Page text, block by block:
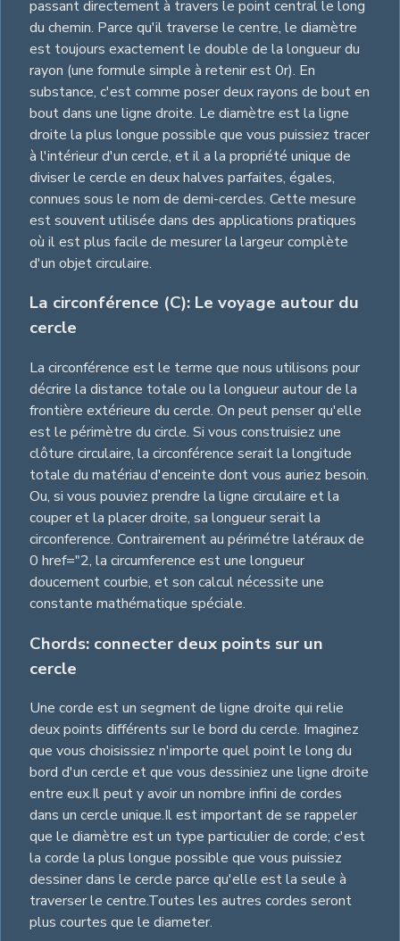
passant directement à travers le point central le long
du chemin. Parce qu'il traverse le centre, le diamètre
est toujours exactement le double de la longueur du
rayon (une formule simple à retenir est 0r). En
substance, c'est comme poser deux rayons de bout en
bout dans une ligne droite. Le diamètre est la ligne
droite la plus longue possible que vous puissiez tracer
à l'intérieur d'un cercle, et il a la propriété unique de
diviser le cercle en deux halves parfaites, égales,
connues sous le nom de demi-cercles. Cette mesure
est souvent utilisée dans des applications pratiques
où il est plus facile de mesurer la largeur complète
d'un objet circulaire.
La circonférence (C): Le voyage autour du
cercle
La circonférence est le terme que nous utilisons pour
décrire la distance totale ou la longueur autour de la
frontière extérieure du cercle. On peut penser qu'elle
est le périmètre du circle. Si vous construisiez une
clôture circulaire, la circonférence serait la longitude
totale du matériau d'enceinte dont vous auriez besoin.
Ou, si vous pouviez prendre la ligne circulaire et la
couper et la placer droite, sa longueur serait la
circonference. Contrairement au périmétre latéraux de
0 href="2, la circumference est une longueur
doucement courbie, et son calcul nécessite une
constante mathématique spéciale.
Chords: connecter deux points sur un
cercle
Une corde est un segment de ligne droite qui relie
deux points différents sur le bord du cercle. Imaginez
que vous choisissiez n'importe quel point le long du
bord d'un cercle et que vous dessiniez une ligne droite
entre eux.Il peut y avoir un nombre infini de cordes
dans un cercle unique.Il est important de se rappeler
que le diamètre est un type particulier de corde; c'est
la corde la plus longue possible que vous puissiez
dessiner dans le cercle parce qu'elle est la seule à
traverser le centre.Toutes les autres cordes seront
plus courtes que le diameter.